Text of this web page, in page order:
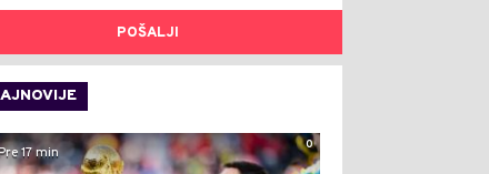
POŠALJI
0
17 min